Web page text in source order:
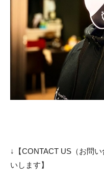
↓【CONTACT US（お問
いします】